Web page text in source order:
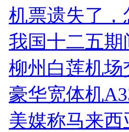
机票遗失了，
我国十二五期
柳州白莲机场
豪华宽体机
美媒称马来